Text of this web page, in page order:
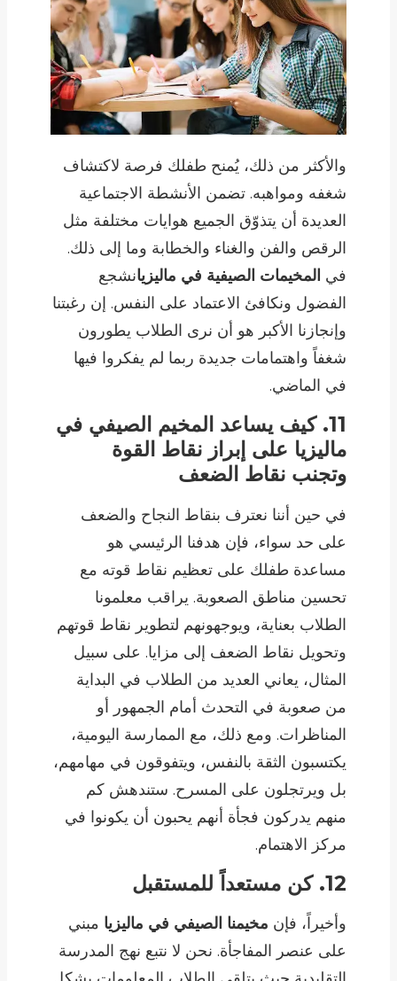
والأكثر من ذلك، يُمنح طفلك فرصة لاكتشاف
شغفه ومواهبه. تضمن الأنشطة الاجتماعية
العديدة أن يتذوّق الجميع هوايات مختلفة مثل
الرقص والفن والغناء والخطابة وما إلى ذلك.
في المخيمات الصيفية في ماليزيانشجع
الفضول ونكافئ الاعتماد على النفس. إن رغبتنا
وإنجازنا الأكبر هو أن نرى الطلاب يطورون
شغفاً واهتمامات جديدة ربما لم يفكروا فيها
في الماضي.
11. كيف يساعد المخيم الصيفي في
ماليزيا على إبراز نقاط القوة
وتجنب نقاط الضعف
في حين أننا نعترف بنقاط النجاح والضعف
على حد سواء، فإن هدفنا الرئيسي هو
مساعدة طفلك على تعظيم نقاط قوته مع
تحسين مناطق الصعوبة. يراقب معلمونا
الطلاب بعناية، ويوجهونهم لتطوير نقاط قوتهم
وتحويل نقاط الضعف إلى مزايا. على سبيل
المثال، يعاني العديد من الطلاب في البداية
من صعوبة في التحدث أمام الجمهور أو
المناظرات. ومع ذلك، مع الممارسة اليومية،
يكتسبون الثقة بالنفس، ويتفوقون في مهامهم،
بل ويرتجلون على المسرح. ستندهش كم
منهم يدركون فجأة أنهم يحبون أن يكونوا في
مركز الاهتمام.
12. كن مستعداً للمستقبل
وأخيراً، فإن مخيمنا الصيفي في ماليزيا مبني
على عنصر المفاجأة. نحن لا نتبع نهج المدرسة